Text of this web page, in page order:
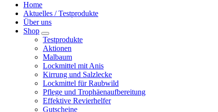
Home
Aktuelles / Testprodukte
Über uns
Shop
Testprodukte
Aktionen
Malbaum
Lockmittel mit Anis
Kirrung und Salzlecke
Lockmittel für Raubwild
Pflege und Trophäenaufbereitung
Effektive Revierhelfer
Gutscheine